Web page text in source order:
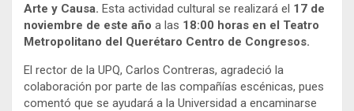
Arte y Causa. Esta actividad cultural se realizará el 17 de
noviembre de este año a las 18:00 horas en el Teatro
Metropolitano del Querétaro Centro de Congresos.
El rector de la UPQ, Carlos Contreras, agradeció la
colaboración por parte de las compañías escénicas, pues
comentó que se ayudará a la Universidad a encaminarse